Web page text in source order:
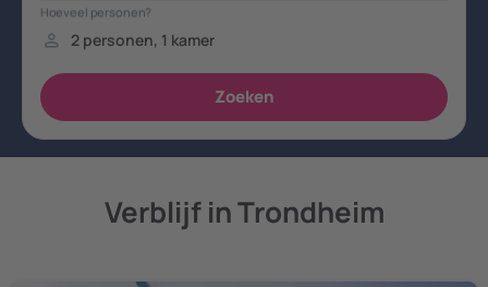
Verblijf in Trondheim